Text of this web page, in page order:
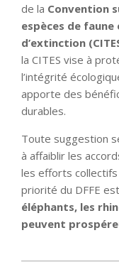
de la Convention
espèces de
d’extinction
la CITES vise à
l’intégrité
apporte des
durables.
Toute suggestion
à affaiblir les
les efforts
priorité du DFFE
éléphants, les
peuvent